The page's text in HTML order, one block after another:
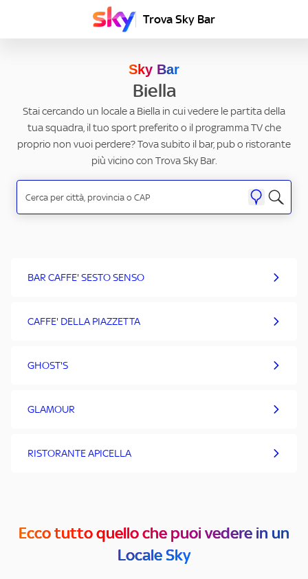
Trova Sky Bar
Sky Bar
Biella
Stai cercando un locale a Biella in cui vedere le partita della
tua squadra, il tuo sport preferito o il programma TV che
proprio non vuoi perdere? Tova subito il bar, pub o ristorante
più vicino con Trova Sky Bar.
BAR CAFFE' SESTO SENSO
CAFFE' DELLA PIAZZETTA
GHOST'S
GLAMOUR
RISTORANTE APICELLA
Ecco tutto quello che puoi vedere in un
Locale Sky